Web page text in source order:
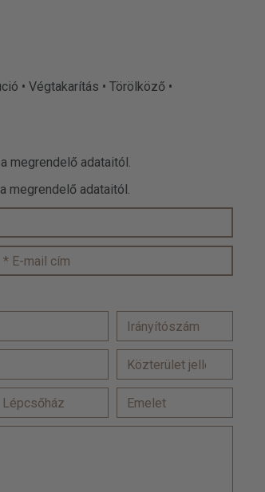
• Végtakarítás • Törölköző •
megrendelő adataitól.
megrendelő adataitól.